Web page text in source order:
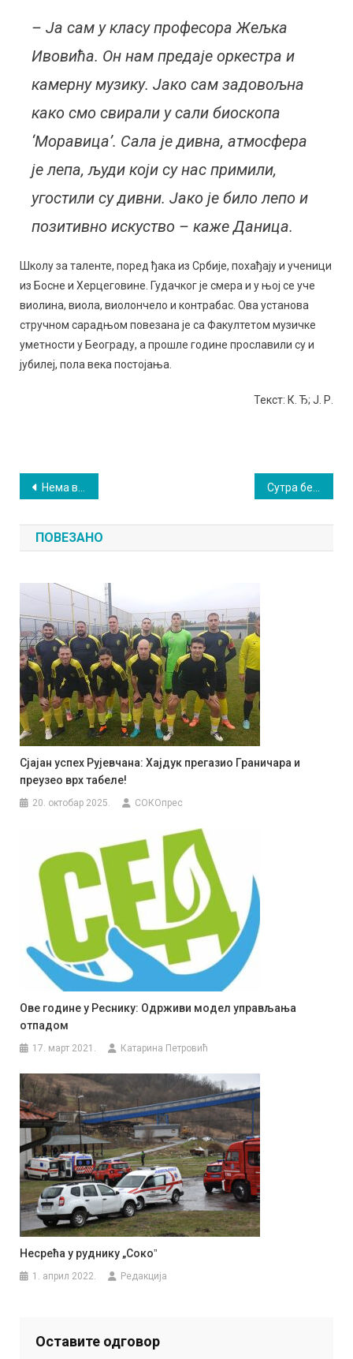
– Ја сам у класу професора Жељка
Ивовића. Он нам предаје оркестра и
камерну музику. Јако сам задовољна
како смо свирали у сали биоскопа
‘Моравица’. Сала је дивна, атмосфера
је лепа, људи који су нас примили,
угостили су дивни. Јако је било лепо и
позитивно искуство – каже Даница.
Школу за таленте, поред ђака из Србије, похађају и ученици
из Босне и Херцеговине. Гудачког је смера и у њој се уче
виолина, виола, виолончело и контрабас. Ова установа
стручном сарадњом повезана је са Факултетом музичке
уметности у Београду, а прошле године прославили су и
јубилеј, пола века постојања.
Текст: К. Ђ; Ј. Р.
Кретање
чланка
Нема воде због радова
ПОВЕЗАНО
Сјајан успех Рујевчана: Хајдук прегазио Граничара и
преузео врх табеле!
20. октобар 2025. СОКОпрес
Ове године у Реснику: Одрживи модел управљања
отпадом
17. март 2021. Катарина Петровић
Несрећа у руднику „Сокоˮ
1. април 2022. Редакција
Оставите одговор